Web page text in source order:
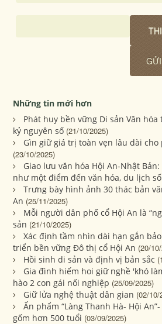
Những tin mới hơn
Phát huy bền vững Di sản Văn
kỷ nguyên số (21/10/2025)
Gìn giữ giá trị toàn vẹn lâu dài cho
(23/10/2025)
Giao lưu văn hóa Hội An-Nhật
như một điểm đến văn hóa, du lịch
Trưng bày hình ảnh 30 thác bản
An (25/11/2025)
Mỗi người dân phố cổ Hội An là
sản (21/10/2025)
Xác định tầm nhìn dài hạn gắn
triển bền vững Đô thị cổ Hội An (20/
Hồi sinh di sản và định vị bản sắc
Gia đình hiếm hoi giữ nghề 'khó
hào 2 con gái nối nghiệp (25/09/2025)
Giữ lửa nghệ thuật dân gian (02/10/
Ấn phẩm “Làng Thanh Hà- Hội
gốm hơn 500 tuổi (03/09/2025)